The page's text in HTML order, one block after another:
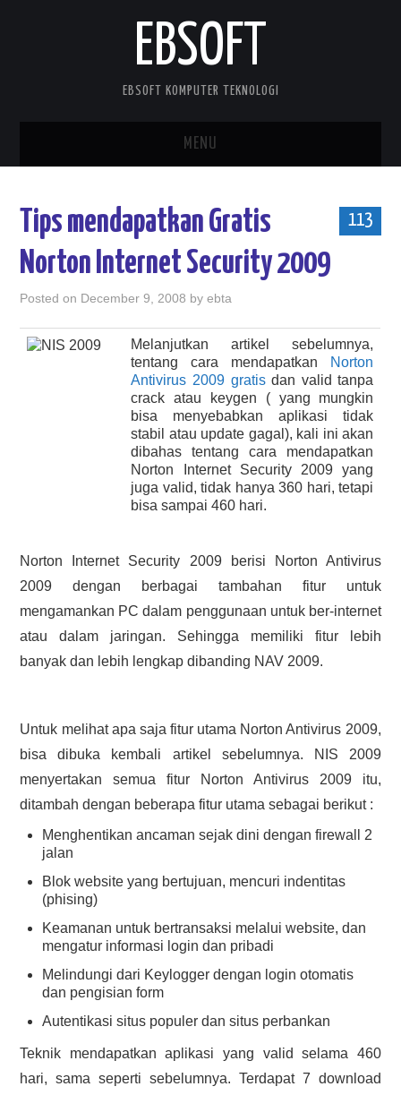
EBSOFT
EBSOFT KOMPUTER TEKNOLOGI
MENU
DOWNLOADS
DELPHI STUFF
HASIL PENCARIAN
113
Tips mendapatkan Gratis
Norton Internet Security 2009
Posted on December 9, 2008 byebta
Melanjutkan artikel sebelumnya,
tentang cara mendapatkan Norton
Antivirus 2009 gratisdan valid tanpa
crack atau keygen ( yang mungkin
bisa menyebabkan aplikasi tidak
stabil atau update gagal), kali ini akan
dibahas tentang cara mendapatkan
Norton Internet Security 2009 yang
juga valid, tidak hanya 360 hari, tetapi
bisa sampai 460 hari.
Norton Internet Security 2009 berisi Norton Antivirus
2009 dengan berbagai tambahan fitur untuk
mengamankan PC dalam penggunaan untuk ber-internet
atau dalam jaringan. Sehingga memiliki fitur lebih
banyak dan lebih lengkap dibanding NAV 2009.
Untuk melihat apa saja fitur utama Norton Antivirus 2009,
bisa dibuka kembali artikel sebelumnya. NIS 2009
menyertakan semua fitur Norton Antivirus 2009 itu,
ditambah dengan beberapa fitur utama sebagai berikut :
Menghentikan ancaman sejak dini dengan firewall 2
jalan
Blok website yang bertujuan, mencuri indentitas
(phising)
Keamanan untuk bertransaksi melalui website, dan
mengatur informasi login dan pribadi
Melindungi dari Keylogger dengan login otomatis
dan pengisian form
Autentikasi situs populer dan situs perbankan
Teknik mendapatkan aplikasi yang valid selama 460
hari, sama seperti sebelumnya. Terdapat 7 download